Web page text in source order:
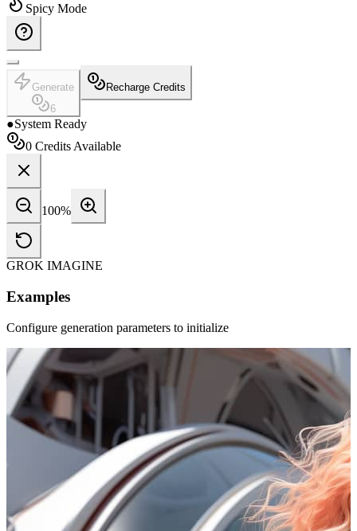
Spicy Mode
Generate
6
Recharge Credits
●System Ready
0 Credits Available
100%
GROK IMAGINE
Examples
Configure generation parameters to initialize